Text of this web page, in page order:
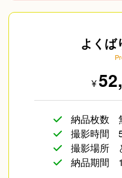
よくば
¥
納品枚数
撮影時間
撮影場所
納品期間